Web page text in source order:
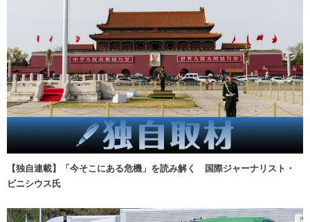
【独自連載】「今そこにある危機」を読み解く 国際ジャーナリスト・
ビニシウス氏